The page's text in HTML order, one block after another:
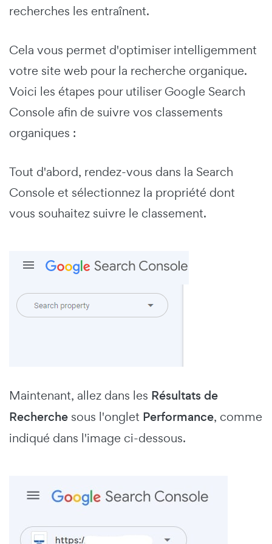
recherches les entraînent.
Cela vous permet d'optimiser intelligemment
votre site web pour la recherche organique.
Voici les étapes pour utiliser Google Search
Console afin de suivre vos classements
organiques :
Tout d'abord, rendez-vous dans la Search
Console et sélectionnez la propriété dont
vous souhaitez suivre le classement.
Maintenant, allez dans les Résultats de
Recherche sous l'onglet Performance, comme
indiqué dans l'image ci-dessous.